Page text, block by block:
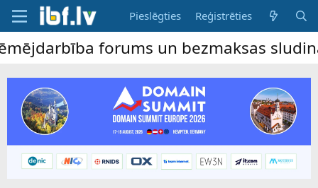
Pieslēgties Reģistrēties
forums un bezmaksas